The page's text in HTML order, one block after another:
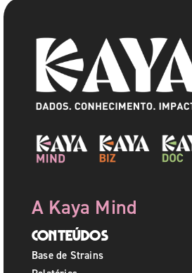
A Kaya Mind
Conteúdos
Base de Strains